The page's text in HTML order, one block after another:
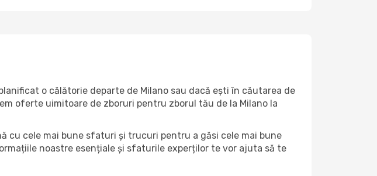
o călătorie departe de Milano sau dacă ești în căutarea de
oferte uimitoare de zboruri pentru zborul tău de la Milano la
cu cele mai bune sfaturi și trucuri pentru a găsi cele mai bune
noastre esențiale și sfaturile experților te vor ajuta să te